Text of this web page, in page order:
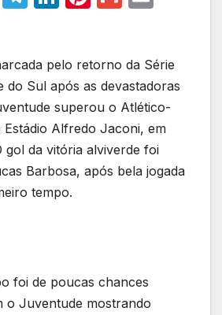
gr
a
m
e
dI
n
e
st
pelo retorno da Série
do Sul após as devastadoras
superou o Atlético-
Estádio Alfredo Jaconi, em
gol da vitória alviverde foi
Barbosa, após bela jogada
tempo.
foi de poucas chances
o Juventude mostrando